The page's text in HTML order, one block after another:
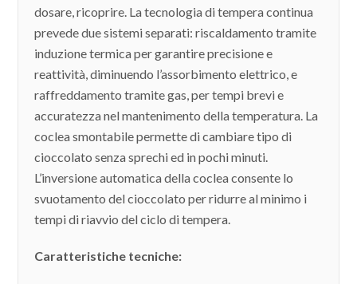
dosare, ricoprire. La tecnologia di tempera continua
prevede due sistemi separati: riscaldamento tramite
induzione termica per garantire precisione e
reattività, diminuendo l’assorbimento elettrico, e
raffreddamento tramite gas, per tempi brevi e
accuratezza nel mantenimento della temperatura. La
coclea smontabile permette di cambiare tipo di
cioccolato senza sprechi ed in pochi minuti.
L’inversione automatica della coclea consente lo
svuotamento del cioccolato per ridurre al minimo i
tempi di riavvio del ciclo di tempera.
Caratteristiche tecniche: